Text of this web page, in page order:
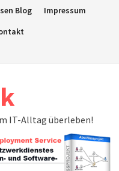
Blog
Impressum
IT-Alltag überleben!